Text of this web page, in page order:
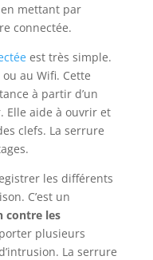
mettant par
connectée.
est très simple.
au Wifi. Cette
à partir d’un
Elle aide à ouvrir et
clefs. La serrure
les différents
C’est un
contre les
plusieurs
La serrure